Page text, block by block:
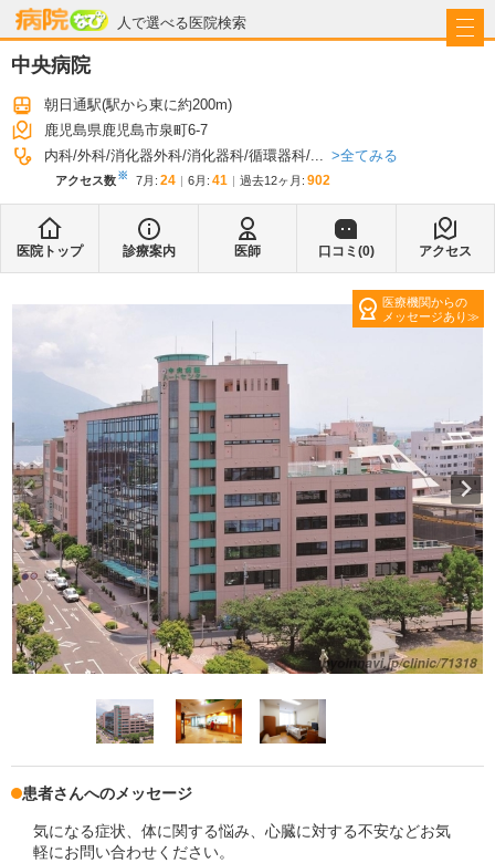
人で選べる医院検索
病院なび
中央病院
朝日通駅(駅から東に約200m)
鹿児島県鹿児島市泉町6-7
内科 外科 消化器外科 消化器科 循環器科 ... 全てみる
アクセス数※ 7月 : 24 6月 : 41 過去12ヶ月: 902
医院トップ 診療案内 医師 口コミ(0) アクセス
医療機関からの
メッセージあり
患者さんへのメッセージ
気になる症状、体に関する悩み、心臓に対する不安などお気
軽にお問い合わせください。